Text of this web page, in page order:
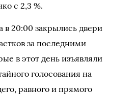
с 2,3 %.
в 20:00 закрылись двери
за последними
в этот день изъявляли
голосования на
равного и прямого